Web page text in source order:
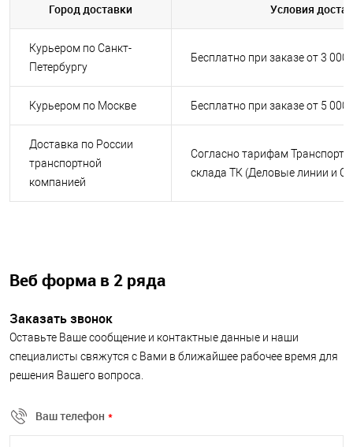
Город доставки Условия
Курьером по Санкт-
Петербургу
Бесплатно при заказе от 3 000
Курьером по Москве Бесплатно при заказе от 5 000
Доставка по России
транспортной
компанией
Согласно тарифам
склада ТК (Деловые линии и
Веб форма в 2 ряда
Заказать звонок
Оставьте Ваше сообщение и контактные данные и наши
специалисты свяжутся с Вами в ближайшее рабочее время для
решения Вашего вопроса.
Ваш телефон *